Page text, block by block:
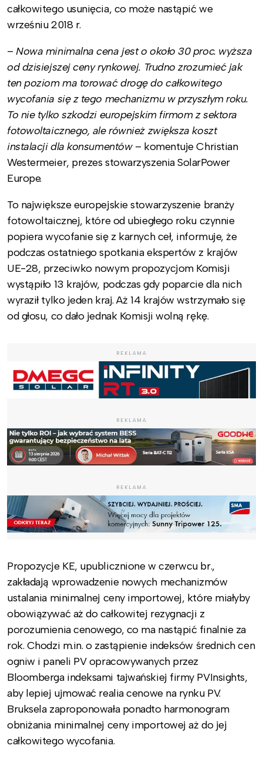
całkowitego usunięcia, co może nastąpić we
wrześniu 2018 r.
– Nowa minimalna cena jest o około 30 proc. wyższa
od dzisiejszej ceny rynkowej. Trudno zrozumieć jak
ten poziom ma torować drogę do całkowitego
wycofania się z tego mechanizmu w przyszłym roku.
To nie tylko szkodzi europejskim firmom z sektora
fotowoltaicznego, ale również zwiększa koszt
instalacji dla konsumentów– komentuje Christian
Westermeier, prezes stowarzyszenia SolarPower
Europe.
To największe europejskie stowarzyszenie branży
fotowoltaicznej, które od ubiegłego roku czynnie
popiera wycofanie się z karnych ceł, informuje, że
podczas ostatniego spotkania ekspertów z krajów
UE-28, przeciwko nowym propozycjom Komisji
wystąpiło 13 krajów, podczas gdy poparcie dla nich
wyraził tylko jeden kraj. Aż 14 krajów wstrzymało się
od głosu, co dało jednak Komisji wolną rękę.
REKLAMA
REKLAMA
REKLAMA
Propozycje KE, upublicznione w czerwcu br.,
zakładają wprowadzenie nowych mechanizmów
ustalania minimalnej ceny importowej, które miałyby
obowiązywać aż do całkowitej rezygnacji z
porozumienia cenowego, co ma nastąpić finalnie za
rok. Chodzi m.in. o zastąpienie indeksów średnich cen
ogniw i paneli PV opracowywanych przez
Bloomberga indeksami tajwańskiej firmy PVInsights,
aby lepiej ujmować realia cenowe na rynku PV.
Bruksela zaproponowała ponadto harmonogram
obniżania minimalnej ceny importowej aż do jej
całkowitego wycofania.